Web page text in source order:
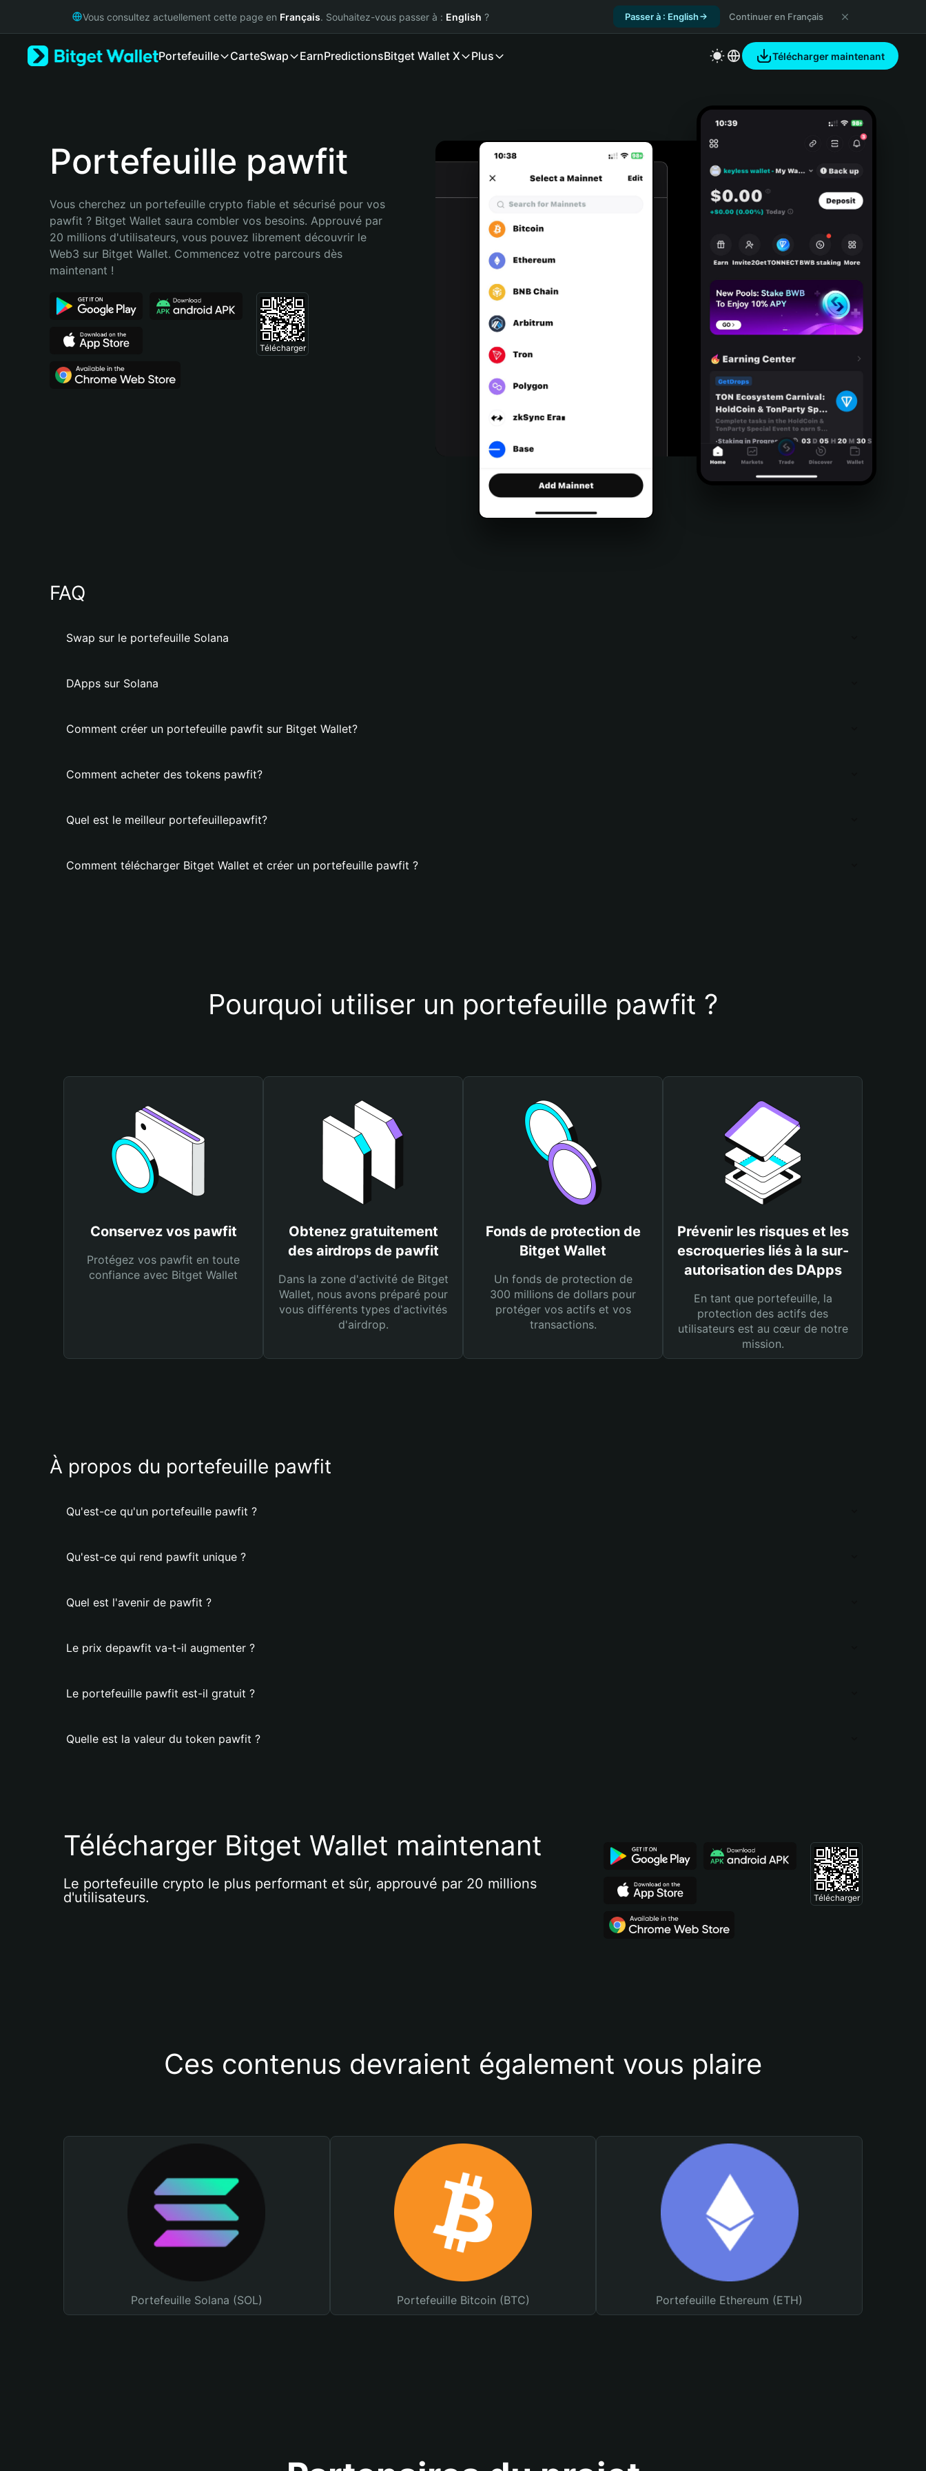
Русский
Bahasa Indonesia
Español (Argentina)
Vous consultez actuellement cette page en Français. Souhaitez-vous passer à : English ? Passer à : English Continuer en Français
Portefeuille CarteSwap EarnPredictionsBitget Wallet X Plus Télécharger maintenant
Portefeuille pawfit
Vous cherchez un portefeuille crypto fiable et sécurisé pour vos
pawfit ? Bitget Wallet saura combler vos besoins. Approuvé par
20 millions d'utilisateurs, vous pouvez librement découvrir le
Web3 sur Bitget Wallet. Commencez votre parcours dès
maintenant !
Télécharger
FAQ
Swap sur le portefeuille Solana
DApps sur Solana
Comment créer un portefeuille pawfit sur Bitget Wallet?
Comment acheter des tokens pawfit?
Quel est le meilleur portefeuillepawfit?
Comment télécharger Bitget Wallet et créer un portefeuille pawfit ?
Pourquoi utiliser un portefeuille pawfit ?
Conservez vos pawfit
Protégez vos pawfit en toute
confiance avec Bitget Wallet
Obtenez gratuitement
des airdrops de pawfit
Dans la zone d'activité de Bitget
Wallet, nous avons préparé pour
vous différents types d'activités
d'airdrop.
Fonds de protection de
Bitget Wallet
Un fonds de protection de
300 millions de dollars pour
protéger vos actifs et vos
transactions.
Prévenir les risques et les
escroqueries liés à la sur-
autorisation des DApps
En tant que portefeuille, la
protection des actifs des
utilisateurs est au cœur de notre
mission.
À propos du portefeuille pawfit
Qu'est-ce qu'un portefeuille pawfit ?
Qu'est-ce qui rend pawfit unique ?
Quel est l'avenir de pawfit ?
Le prix depawfit va-t-il augmenter ?
Le portefeuille pawfit est-il gratuit ?
Quelle est la valeur du token pawfit ?
Télécharger Bitget Wallet maintenant
Le portefeuille crypto le plus performant et sûr, approuvé par 20 millions
d'utilisateurs.
Télécharger
Ces contenus devraient également vous plaire
Portefeuille Solana (SOL) Portefeuille Bitcoin (BTC) Portefeuille Ethereum (ETH)